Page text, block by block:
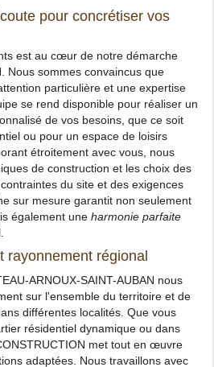
pour concrétiser vos
est au cœur de notre démarche
Nous sommes convaincus que
particulière et une expertise
se rend disponible pour réaliser un
de vos besoins, que ce soit
ou pour un espace de loisirs
étroitement avec vous, nous
de construction et les choix des
du site et des exigences
sur mesure garantit non seulement
également une harmonie parfaite
rayonnement régional
ARNOUX-SAINT-AUBAN nous
sur l'ensemble du territoire et de
différentes localités. Que vous
résidentiel dynamique ou dans
met tout en œuvre
adaptées. Nous travaillons avec